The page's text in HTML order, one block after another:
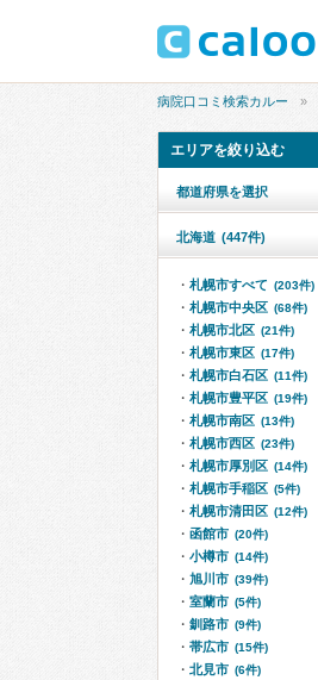
病院口コミ検索カルー
エリアを絞り込む
都道府県を選択
北海道 (447件)
札幌市すべて (203件)
札幌市中央区 (68件)
札幌市北区 (21件)
札幌市東区 (17件)
札幌市白石区 (11件)
札幌市豊平区 (19件)
札幌市南区 (13件)
札幌市西区 (23件)
札幌市厚別区 (14件)
札幌市手稲区 (5件)
札幌市清田区 (12件)
函館市 (20件)
小樽市 (14件)
旭川市 (39件)
室蘭市 (5件)
釧路市 (9件)
帯広市 (15件)
北見市 (6件)